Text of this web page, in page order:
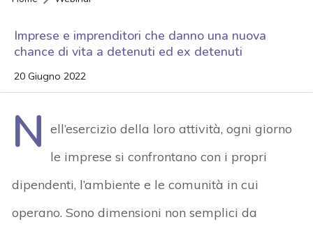
Imprese e imprenditori che danno una nuova
chance di vita a detenuti ed ex detenuti
20 Giugno 2022
N ell’esercizio della loro attività,ogni giorno
le imprese si confrontano con i propri
dipendenti, l’ambiente e le comunità in cui
operano. Sonodimensioni non semplici da